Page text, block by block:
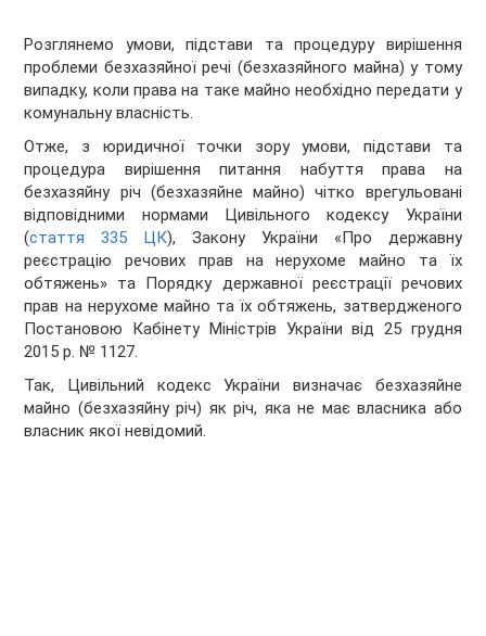
Розглянемо умови, підстави та процедуру вирішення
проблеми безхазяйної речі (безхазяйного майна) у тому
випадку, коли права на таке майно необхідно передати у
комунальну власність.
Отже, з юридичної точки зору умови, підстави та
процедура вирішення питання набуття права на
безхазяйну річ (безхазяйне майно) чітко врегульовані
відповідними нормами Цивільного кодексу України
(стаття 335 ЦК), Закону України «Про державну
реєстрацію речових прав на нерухоме майно та їх
обтяжень» та Порядку державної реєстрації речових
прав на нерухоме майно та їх обтяжень, затвердженого
Постановою Кабінету Міністрів України від 25 грудня
2015 р. № 1127.
Так, Цивільний кодекс України визначає безхазяйне
майно (безхазяйну річ) як річ, яка не має власника або
власник якої невідомий.